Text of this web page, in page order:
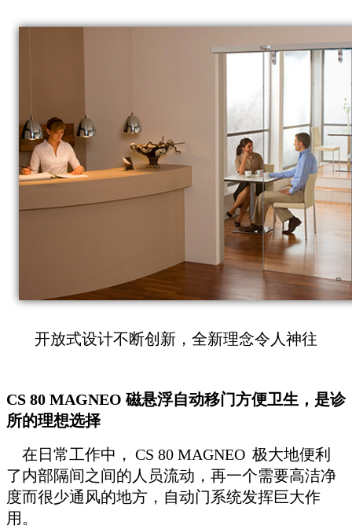
开放式设计不断创新，全新理念令人神往
CS 80 MAGNEO 磁悬浮自动移门方便卫生，是诊
所的理想选择
在日常工作中， CS 80 MAGNEO 极大地便利
了内部隔间之间的人员流动，再一个需要高洁净
度而很少通风的地方，自动门系统发挥巨大作
用。